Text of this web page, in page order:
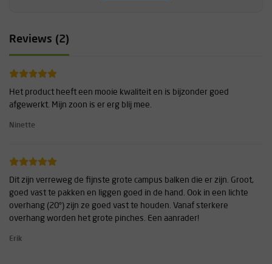
Reviews (2)
Het product heeft een mooie kwaliteit en is bijzonder goed
afgewerkt. Mijn zoon is er erg blij mee.
Ninette
Dit zijn verreweg de fijnste grote campus balken die er zijn. Groot,
goed vast te pakken en liggen goed in de hand. Ook in een lichte
overhang (20°) zijn ze goed vast te houden. Vanaf sterkere
overhang worden het grote pinches. Een aanrader!
Erik